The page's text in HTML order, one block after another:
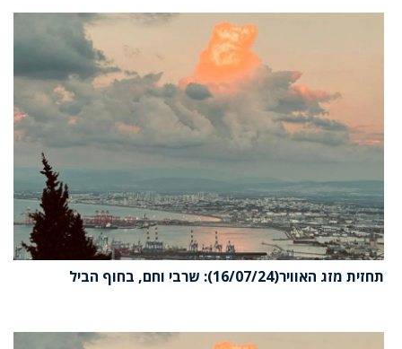
תחזית מזג האוויר(16/07/24): שרבי וחם, בחוף הביל